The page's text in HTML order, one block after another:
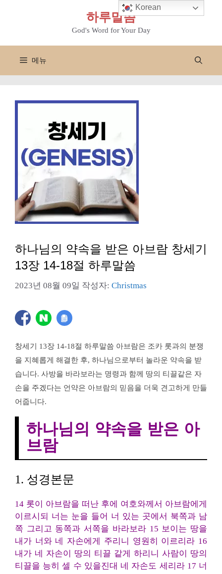
하루말씀
God's Word for Your Day
메뉴
하나님의 약속을 받은 아브람 창세기
13장 14-18절 하루말씀
2023년 08월 09일 작성자: Christmas
창세기 13장 14-18절 하루말씀 아브람은 조카 롯과의 분쟁
을 지혜롭게 해결한 후, 하나님으로부터 놀라운 약속을 받
습니다. 사방을 바라보라는 명령과 함께 땅의 티끌같은 자
손을 주겠다는 언약은 아브람의 믿음을 더욱 견고하게 만들
어줍니다.
하나님의 약속을 받은 아
브람
1. 성경본문
14 롯이 아브람을 떠난 후에 여호와께서 아브람에게
이르시되 너는 눈을 들어 너 있는 곳에서 북쪽과 남
쪽 그리고 동쪽과 서쪽을 바라보라 15 보이는 땅을
내가 너와 네 자손에게 주리니 영원히 이르리라 16
내가 네 자손이 땅의 티끌 같게 하리니 사람이 땅의
티끌을 능히 셀 수 있을진대 네 자손도 세리라 17 너
Korean